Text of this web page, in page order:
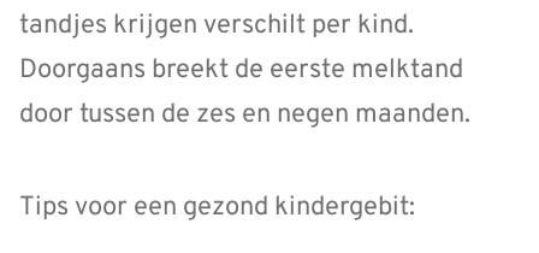
tandjes krijgen verschilt per kind.
Doorgaans breekt de eerste melktand
door tussen de zes en negen maanden.
Tips voor een gezond kindergebit: